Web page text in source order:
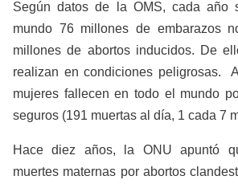
Según datos de la OMS, cada año
mundo 76 millones de embarazos
millones de abortos inducidos. De
realizan en condiciones peligrosas.
mujeres fallecen en todo el mundo
seguros (191 muertas al día, 1 cada 7
Hace diez años, la ONU apuntó
muertes maternas por abortos